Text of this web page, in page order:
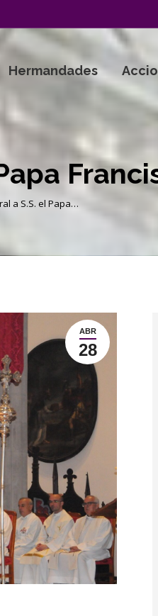
Hermandades
a S.S. el Papa…
ABR
28